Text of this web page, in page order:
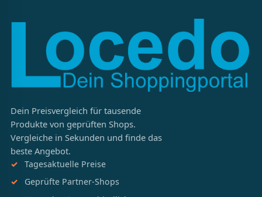
Dein Preisvergleich für tausende
Produkte von geprüften Shops.
Vergleiche in Sekunden und finde das
beste Angebot.
Tagesaktuelle Preise
Geprüfte Partner-Shops